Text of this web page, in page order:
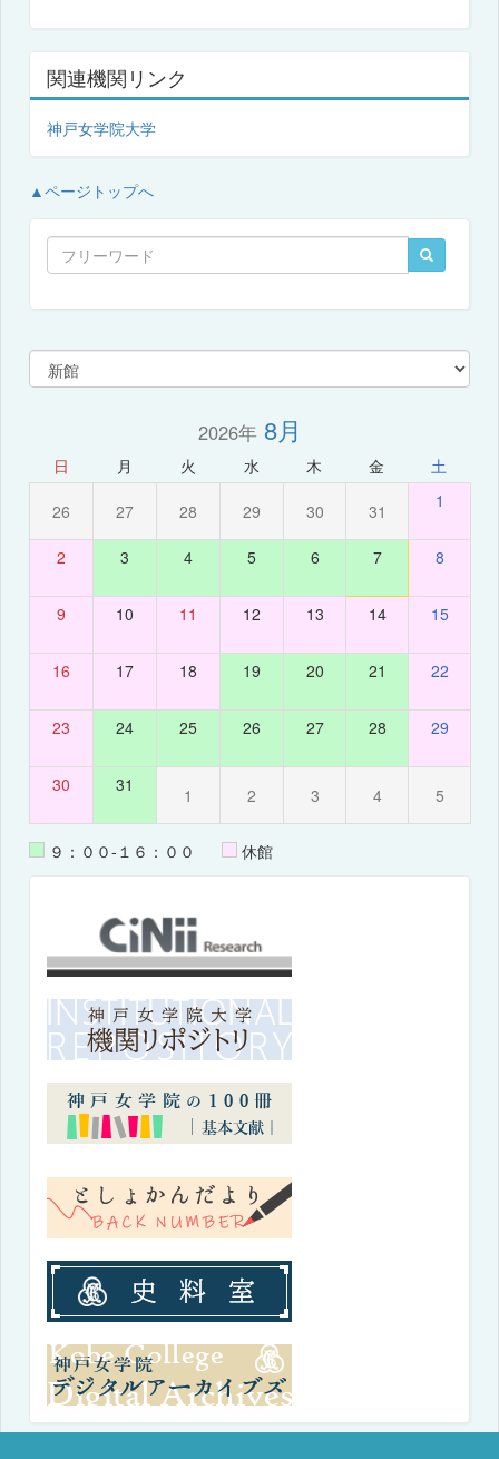
関連機関リンク
神戸女学院大学
▲ページトップへ
2026年8月
日 月 火 水 木 金 土
26 27 28 29 30 31 1
2 3 4 5 6 7 8
9 10 11 12 13 14 15
16 17 18 19 20 21 22
23 24 25 26 27 28 29
30 31 1 2 3 4 5
９：００-１６：００ 休館